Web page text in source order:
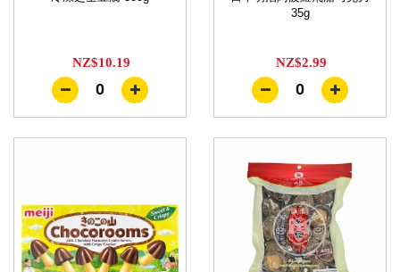
NZ$10.19
0
35g
NZ$2.99
0